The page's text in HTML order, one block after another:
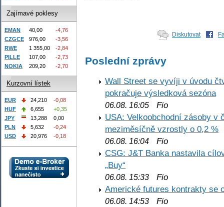
Diskutovat
Poslední zprávy
Wall Street se vyvíji v úvodu
pokračuje výsledková sezóna
06.08. 16:05 Fio
USA: Velkoobchodní zásoby v
meziměsíčně vzrostly o 0,2 %
06.08. 16:04 Fio
CSG: J&T Banka nastavila
„Buy“
06.08. 15:33 Fio
Americké futures kontrakty se
06.08. 14:53 Fio
Zajímavé poklesy
EMAN 40,00
-4,76
CZGCE
976,00
-3,56
RWE
1 355,00
-2,84
PILLE
107,00
-2,73
NOKIA
209,20 -2,70
Kurzovní lístek
EUR 24,210
-0,08
HUF
6,655
+0,35
JPY
13,288
0,00
PLN
5,632
-0,24
USD
20,976 -0,18